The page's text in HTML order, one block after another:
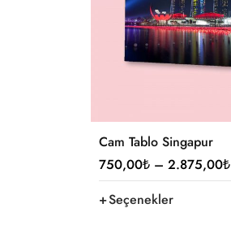
Cam Tablo Singapur
750,00₺ – 2.875,00₺
Seçenekler